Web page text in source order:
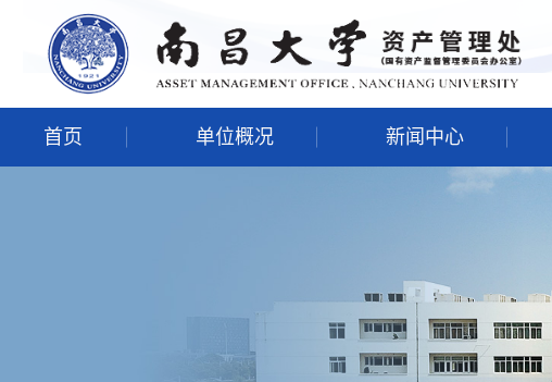
首页 单位概况 新闻中心